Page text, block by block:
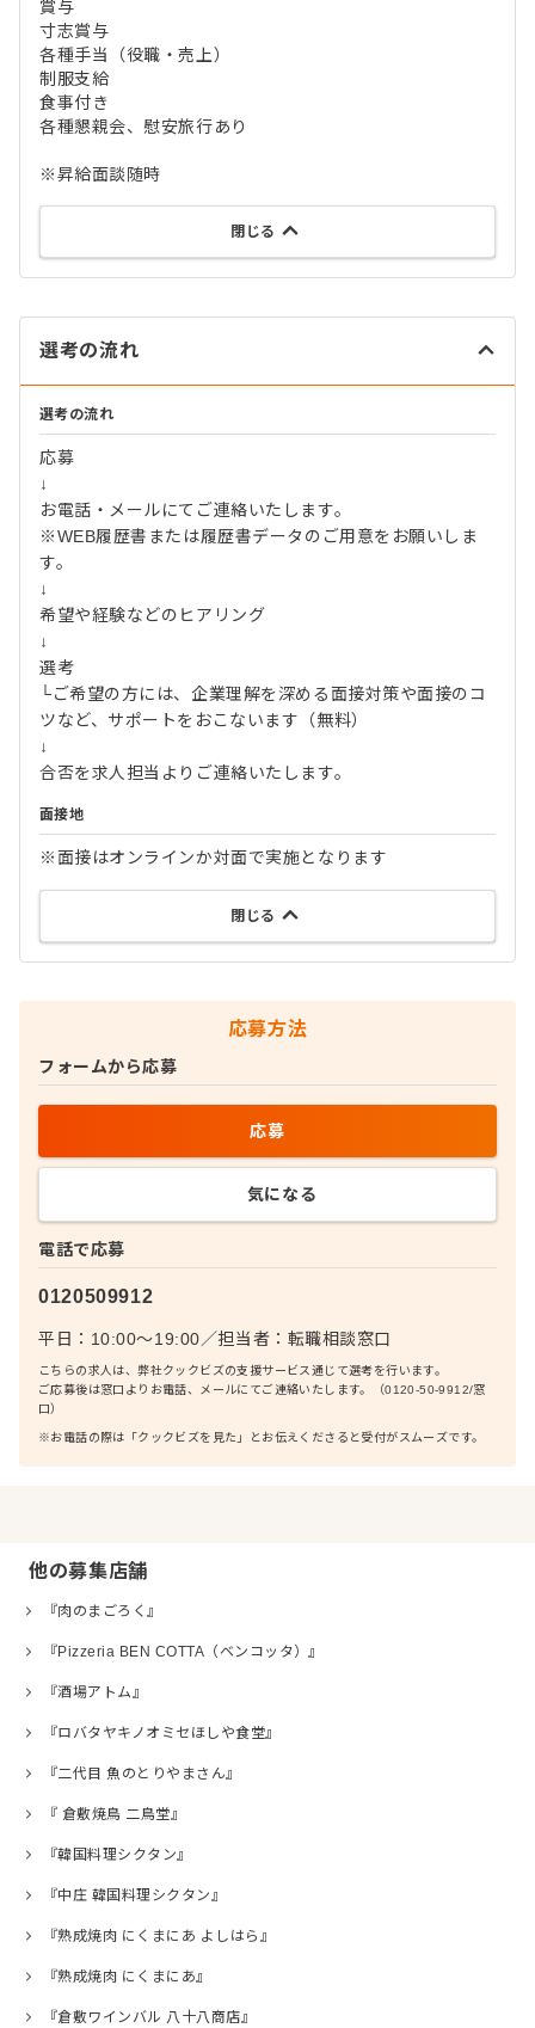
賞与
寸志賞与
各種手当（役職・売上）
制服支給
食事付き
各種懇親会、慰安旅行あり
※昇給面談随時
閉じる
選考の流れ
選考の流れ
応募
↓
お電話・メールにてご連絡いたします。
※WEB履歴書または履歴書データのご用意をお願いしま
す。
↓
希望や経験などのヒアリング
↓
選考
└ご希望の方には、企業理解を深める面接対策や面接のコ
ツなど、サポートをおこないます（無料）
↓
合否を求人担当よりご連絡いたします。
面接地
※面接はオンラインか対面で実施となります
閉じる
応募方法
電話で応募
0120509912
平日：10:00〜19:00／担当者： 転職相談窓口
こちらの求人は、弊社クックビズの支援サービス通じて選考を行います。
ご応募後は窓口よりお電話、メールにてご連絡いたします。（0120-50-9912/窓
口）
※お電話の際は「クックビズを見た」とお伝えくださると受付がスムーズです。
フォームから応募
応募
気になる
他の募集店舗
『肉のまごろく』
『Pizzeria BEN COTTA（ベンコッタ）』
『酒場アトム』
『ロバタヤキノオミセほしや食堂』
『二代目 魚のとりやまさん』
『 倉敷焼鳥 二鳥堂』
『韓国料理シクタン』
『中庄 韓国料理シクタン』
『熟成焼肉 にくまにあ よしはら』
『熟成焼肉 にくまにあ』
『倉敷ワインバル 八十八商店』